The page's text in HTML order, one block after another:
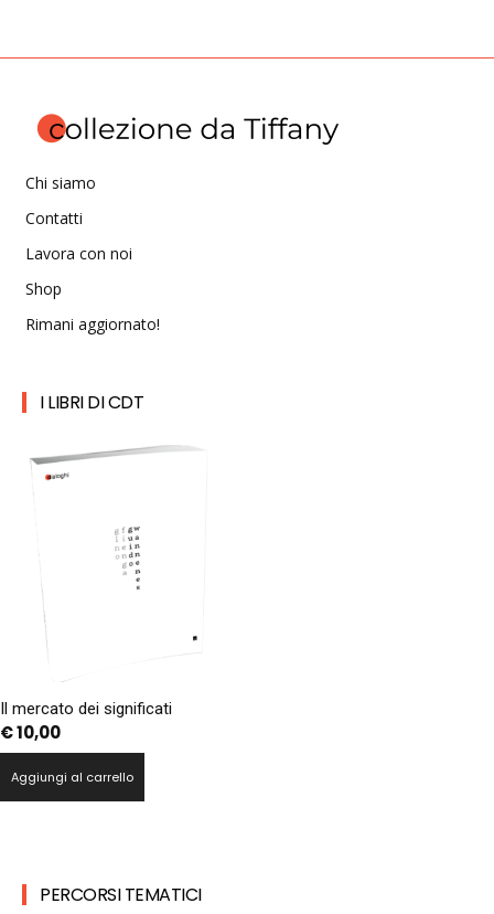
Chi siamo
Contatti
Lavora con noi
Shop
Rimani aggiornato!
I LIBRI DI CDT
Il mercato dei significati
€10,00
Aggiungi al carrello
PERCORSI TEMATICI